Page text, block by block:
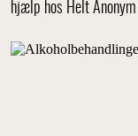
hjælp hos Helt Anonym